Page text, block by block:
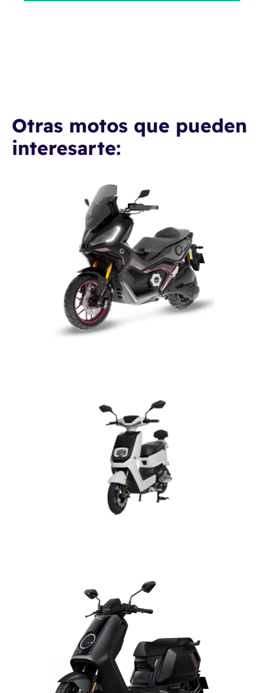
Otras motos que pueden
interesarte:
Cecotec Vulcano Executive
Next NX1
Robustez, seguridad y resistencia.
NIU NQiX500